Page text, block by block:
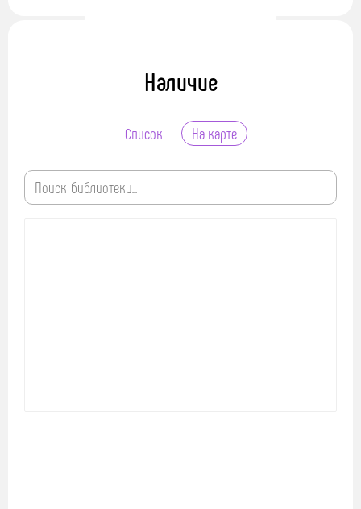
Наличие
Список На карте